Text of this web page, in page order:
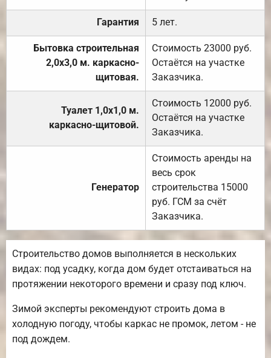
Гарантия 5 лет.
Бытовка строительная
2,0х3,0 м. каркасно-
щитовая.
Стоимость 23000 руб.
Остаётся на участке
Заказчика.
Туалет 1,0х1,0 м.
каркасно-щитовой.
Стоимость 12000 руб.
Остаётся на участке
Заказчика.
Генератор
Стоимость аренды на
весь срок
строительства 15000
руб. ГСМ за счёт
Заказчика.
Строительство домов выполняется в нескольких
видах: под усадку, когда дом будет отстаиваться на
протяжении некоторого времени и сразу под ключ.
Зимой эксперты рекомендуют строить дома в
холодную погоду, чтобы каркас не промок, летом - не
под дождем.